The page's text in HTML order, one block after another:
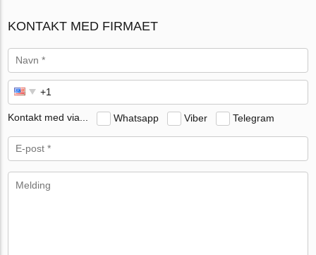
KONTAKT MED FIRMAET
Kontakt med via... Whatsapp Viber Telegram